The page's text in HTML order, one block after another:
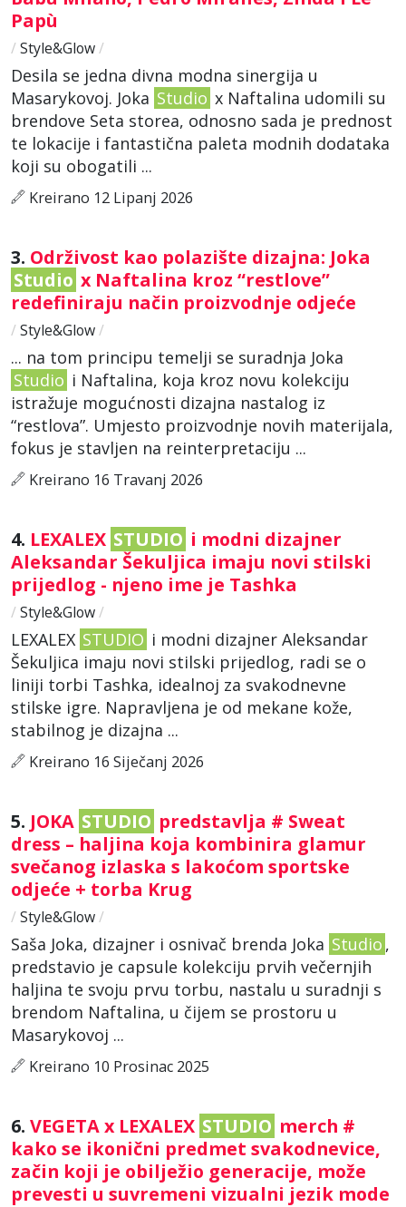
Papù
/ Style&Glow/
Desila se jedna divna modna sinergija u
Masarykovoj. Joka Studio x Naftalina udomili su
brendove Seta storea, odnosno sada je prednost
te lokacije i fantastična paleta modnih dodataka
koji su obogatili ...
Kreirano 12 Lipanj 2026
3. Održivost kao polazište dizajna: Joka
Studio x Naftalina kroz “restlove”
redefiniraju način proizvodnje odjeće
/ Style&Glow/
... na tom principu temelji se suradnja Joka
Studio i Naftalina, koja kroz novu kolekciju
istražuje mogućnosti dizajna nastalog iz
“restlova”. Umjesto proizvodnje novih materijala,
fokus je stavljen na reinterpretaciju ...
Kreirano 16 Travanj 2026
4. LEXALEX STUDIO i modni dizajner
Aleksandar Šekuljica imaju novi stilski
prijedlog - njeno ime je Tashka
/ Style&Glow/
LEXALEX STUDIO i modni dizajner Aleksandar
Šekuljica imaju novi stilski prijedlog, radi se o
liniji torbi Tashka, idealnoj za svakodnevne
stilske igre. Napravljena je od mekane kože,
stabilnog je dizajna ...
Kreirano 16 Siječanj 2026
5. JOKA STUDIO predstavlja # Sweat
dress – haljina koja kombinira glamur
svečanog izlaska s lakoćom sportske
odjeće + torba Krug
/ Style&Glow/
Saša Joka, dizajner i osnivač brenda Joka Studio ,
predstavio je capsule kolekciju prvih večernjih
haljina te svoju prvu torbu, nastalu u suradnji s
brendom Naftalina, u čijem se prostoru u
Masarykovoj ...
Kreirano 10 Prosinac 2025
6. VEGETA x LEXALEX STUDIO merch #
kako se ikonični predmet svakodnevice,
začin koji je obilježio generacije, može
prevesti u suvremeni vizualni jezik mode